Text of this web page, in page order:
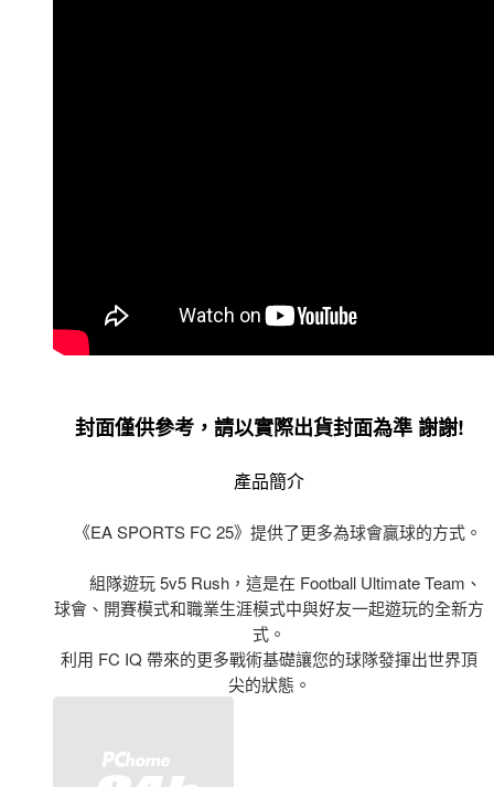
封面僅供參考，請以實際出貨封面為準 謝謝!
產品簡介
《EA SPORTS FC 25》提供了更多為球會贏球的方式。
組隊遊玩 5v5 Rush，這是在 Football Ultimate Team、
球會、開賽模式和職業生涯模式中與好友一起遊玩的全新方
式。
利用 FC IQ 帶來的更多戰術基礎讓您的球隊發揮出世界頂
尖的狀態。